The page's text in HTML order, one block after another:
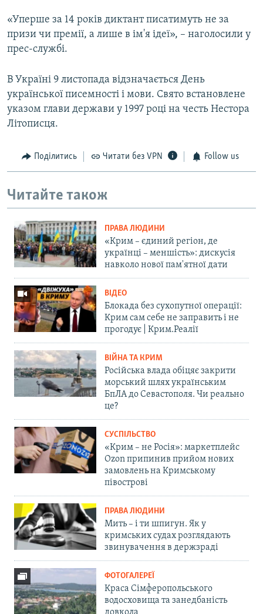
«Уперше за 14 років диктант писатимуть не за
призи чи премії, а лише в ім'я ідеї», – наголосили у
прес-службі.
В Україні 9 листопада відзначається День
української писемності і мови. Свято встановлене
указом глави держави у 1997 році на честь Нестора
Літописця.
Поділитись Читати без VPN Follow us
Читайте також
ПРАВА ЛЮДИНИ
«Крим – єдиний регіон, де
українці – меншість»: дискусія
навколо нової пам'ятної дати
ВІДЕО
Блокада без сухопутної операції:
Крим сам себе не заправить і не
прогодує | Крим.Реалії
ВІЙНА ТА КРИМ
Російська влада обіцяє закрити
морський шлях українським
БпЛА до Севастополя. Чи реально
це?
СУСПІЛЬСТВО
«Крим – не Росія»: маркетплейс
Ozon припинив прийом нових
замовлень на Кримському
півострові
ПРАВА ЛЮДИНИ
Мить – і ти шпигун. Як у
кримських судах розглядають
звинувачення в держзраді
ФОТОГАЛЕРЕЇ
Краса Сімферопольського
водосховища та занедбаність